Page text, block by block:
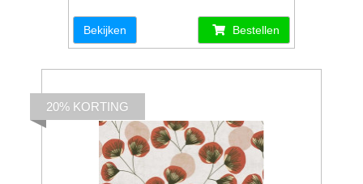
Bekijken Bestellen
20% KORTING